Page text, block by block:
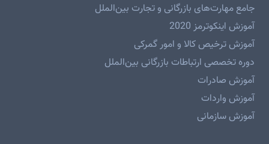
جامع مهارت‌های بازرگانی و تجارت بین‌الملل
آموزش اینکوترمز 2020
آموزش ترخیص کالا و امور گمرکی
دوره تخصصی ارتباطات بازرگانی بین‌الملل
آموزش صادرات
آموزش واردات
آموزش سازمانی